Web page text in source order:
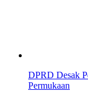
DPRD Desak
Permukaan